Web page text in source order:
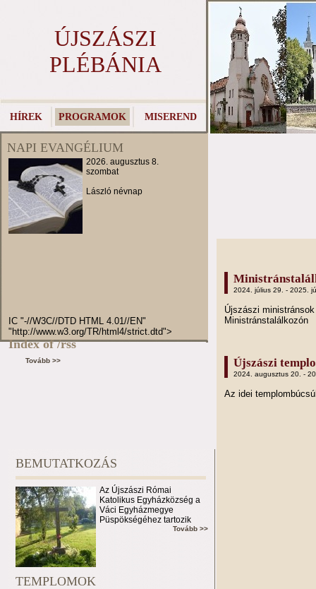
ÚJSZÁSZI
PLÉBÁNIA
HÍREK PROGRAMOK MISEREND
NAPI EVANGÉLIUM
2026. augusztus 8.
szombat
László névnap
IC "-//W3C//DTD HTML 4.01//EN"
"http://www.w3.org/TR/html4/strict.dtd">
Index of /rss
Tovább >>
2024. július 29. - 2025.
Újszászi
Ministránstalálkozón
Újszászi
2024. augusztus 20. -
Az idei
BEMUTATKOZÁS
Az Újszászi Római
Katolikus Egyházközség a
Váci Egyházmegye
Püspökségéhez tartozik
Tovább >>
TEMPLOMOK